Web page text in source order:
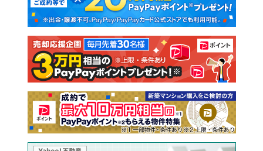
新築一戸建て 中古一戸建て
注文住宅 土地
売却査定